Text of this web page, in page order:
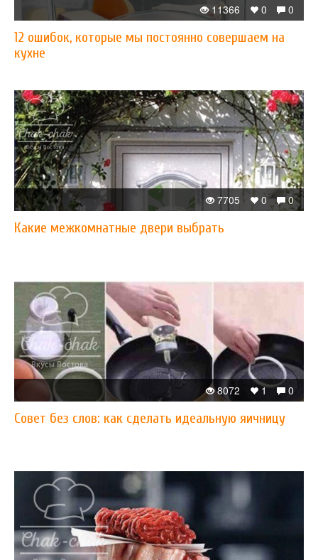
0
0
11366
12 ошибок, которые мы постоянно совершаем на
кухне
0
0
7705
Какие межкомнатные двери выбрать
0
1
8072
Совет без слов: как сделать идеальную яичницу